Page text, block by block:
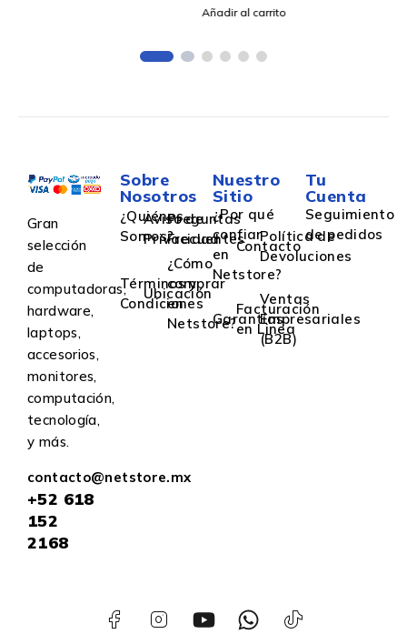
Añadir al carrito
Gran
selección
de
computadoras,
hardware,
laptops,
accesorios,
monitores,
computación,
tecnología,
y más.
contacto@netstore.mx
+52 618
152
2168
Sobre
Nosotros
¿Quiénes
Somos?
Aviso de
Privacidad
Preguntas
Frecuentes
Términos y
Condiciones
Ubicación
¿Cómo
comprar
en
Netstore?
Nuestro
Sitio
¿Por qué
confiar
en
Netstore?
Contacto
Política de
Devoluciones
Garantías
Facturación
en Linea
Ventas
Empresariales
(B2B)
Tu
Cuenta
Seguimiento
de pedidos